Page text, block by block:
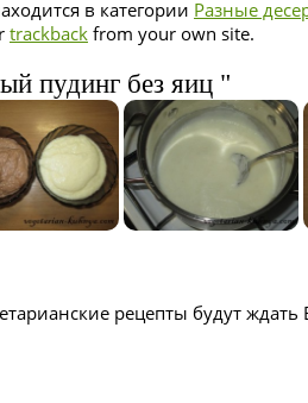
в категории Разные
trackback from your own site.
пудинг без яиц "
рецепты будут ждать